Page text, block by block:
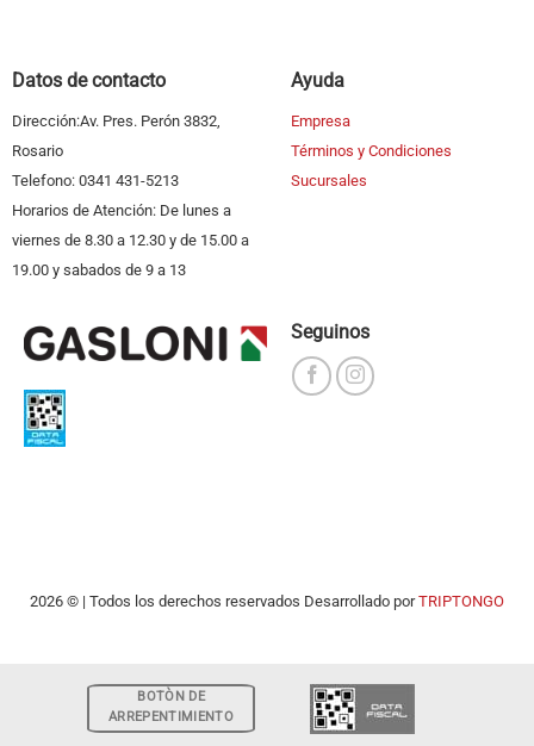
Datos de contacto
Dirección:Av. Pres. Perón 3832,
Rosario
Telefono: 0341 431-5213
Horarios de Atención: De lunes a
viernes de 8.30 a 12.30 y de 15.00 a
19.00 y sabados de 9 a 13
Ayuda
Empresa
Términos y Condiciones
Sucursales
Seguinos
2026 © | Todos los derechos reservados Desarrollado porTRIPTONGO
BOTÒN DE
ARREPENTIMIENTO